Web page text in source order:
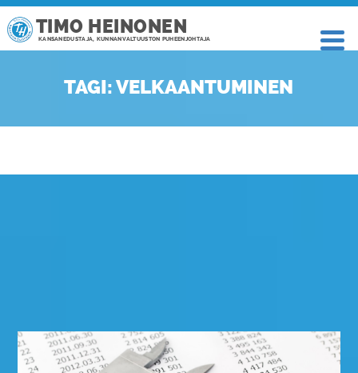
TIMO HEINONEN
KANSANEDUSTAJA, KUNNANVALTUUSTON PUHEENJOHTAJA
TAGI: VELKAANTUMINEN